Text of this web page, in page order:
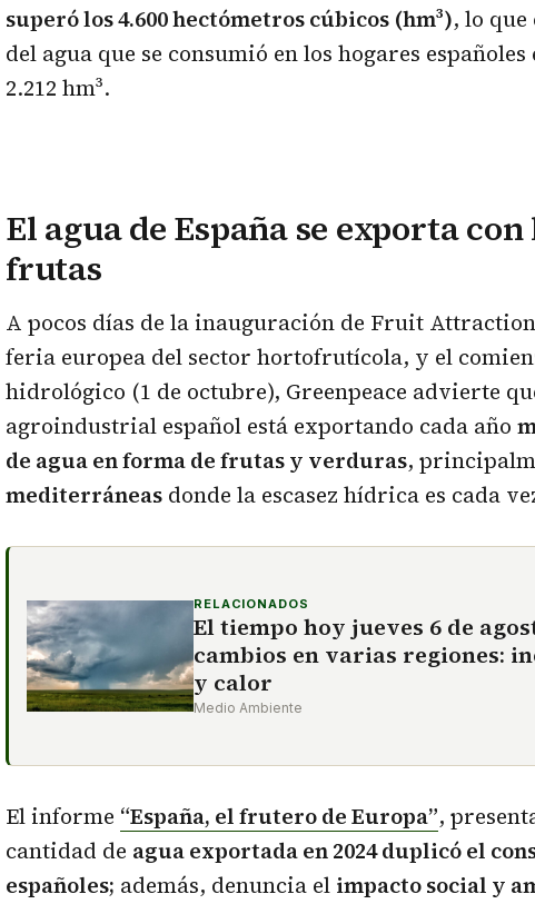
superó los 4.600 hectómetros cúbicos (hm³), lo
del agua que se consumió en los hogares
2.212 hm³.
El agua de España se exporta
frutas
A pocos días de la inauguración de Fruit
feria europea del sector hortofrutícola, y el
hidrológico (1 de octubre), Greenpeace advierte
agroindustrial español está exportando cada año
de agua en forma de frutas y verduras,
mediterráneas donde la escasez hídrica es cada
RELACIONADOS
El tiempo hoy jueves 6 de
cambios en varias regiones:
y calor
Medio Ambiente
El informe “España, el frutero de Europa”,
cantidad de agua exportada en 2024 duplicó el
españoles; además, denuncia el impacto social y